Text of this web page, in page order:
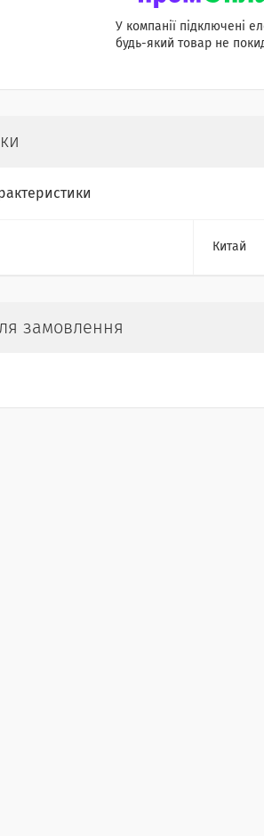
У компанії підключені
будь-який товар не
Китай
замовлення